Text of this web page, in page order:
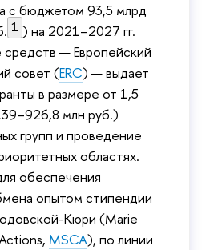
с бюджетом 93,5 млрд
1 ) на 2021–2027 гг.
средств — Европейский
совет (ERC) — выдает
в размере от 1,5
млн руб.)
групп и проведение
областях.
обеспечения
опытом стипендии
Кюри (Marie
MSCA), по линии